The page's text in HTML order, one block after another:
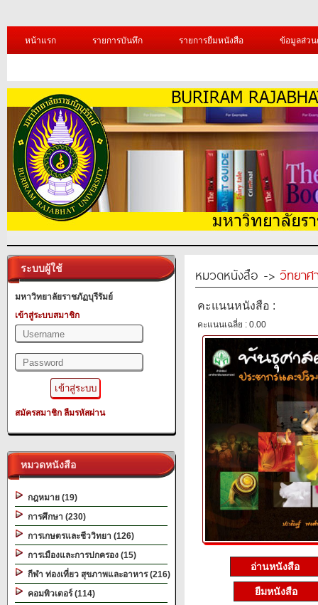
หน้าแรก รายการบันทึก รายการยืมหนังสือ ข้อมูลส่ว
ระบบผู้ใช้
มหาวิทยาลัยราชภัฏบุรีรัมย์
เข้าสู่ระบบสมาชิก
สมัครสมาชิก ลืมรหัสผ่าน
หมวดหนังสือ
กฎหมาย (19)
การศึกษา (230)
การเกษตรและชีววิทยา (126)
การเมืองและการปกครอง (15)
กีฬา ท่องเที่ยว สุขภาพและอาหาร (216)
คอมพิวเตอร์ (114)
หมวดหนังสือ -> วิทยาศ
คะแนนหนังสือ :
คะแนนเฉลี่ย : 0.00
อ่านหนังสือ
ยืมหนังสือ